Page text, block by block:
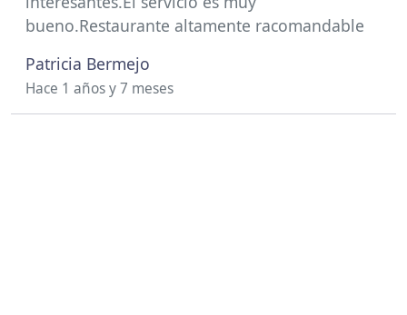
bueno.Restaurante altamente racomandable
Patricia Bermejo
Hace 1 años y 7 meses